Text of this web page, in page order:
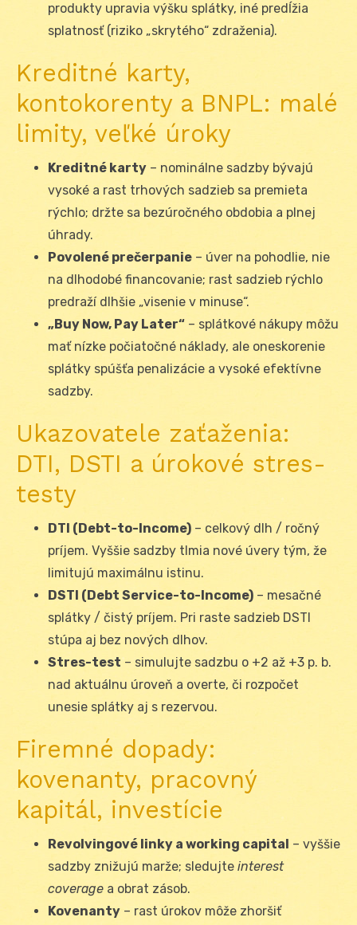
produkty upravia výšku splátky, iné predĺžia
splatnosť (riziko „skrytého“ zdraženia).
Kreditné karty,
kontokorenty a BNPL: malé
limity, veľké úroky
Kreditné karty – nominálne sadzby bývajú
vysoké a rast trhových sadzieb sa premieta
rýchlo; držte sa bezúročného obdobia a plnej
úhrady.
Povolené prečerpanie – úver na pohodlie, nie
na dlhodobé financovanie; rast sadzieb rýchlo
predraží dlhšie „visenie v minuse“.
„Buy Now, Pay Later“ – splátkové nákupy môžu
mať nízke počiatočné náklady, ale oneskorenie
splátky spúšťa penalizácie a vysoké efektívne
sadzby.
Ukazovatele zaťaženia:
DTI, DSTI a úrokové stres-
testy
DTI (Debt-to-Income) – celkový dlh / ročný
príjem. Vyššie sadzby tlmia nové úvery tým, že
limitujú maximálnu istinu.
DSTI (Debt Service-to-Income) – mesačné
splátky / čistý príjem. Pri raste sadzieb DSTI
stúpa aj bez nových dlhov.
Stres-test – simulujte sadzbu o +2 až +3 p. b.
nad aktuálnu úroveň a overte, či rozpočet
unesie splátky aj s rezervou.
Firemné dopady:
kovenanty, pracovný
kapitál, investície
Revolvingové linky a working capital – vyššie
sadzby znižujú marže; sledujte interest
coverage a obrat zásob.
Kovenanty – rast úrokov môže zhoršiť